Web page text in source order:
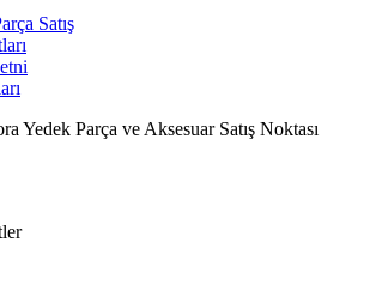
Satış
Yedek Parça ve Aksesuar Satış Noktası